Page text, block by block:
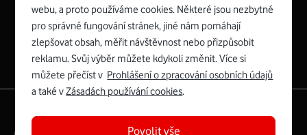
Zyxel VMG8623-T50B:
Rozměry modemu jsou 16 x 22 x 7,5 cm (včetně stojánku)
a nabízí 4 gigabitové LAN porty a bezdrátové připojení Wi-
Fi ve verzích 802.11 b/g/n/ac pro frekvenci 2,4 GHz a
Mb/s.
Spojte se s Vodafonem
webu, a proto používáme cookies. Některé jsou nezbytné
pro správné fungování stránek, jiné nám pomáhají
zlepšovat obsah, měřit návštěvnost nebo přizpůsobit
reklamu. Svůj výběr můžete kdykoli změnit. Více si
můžete přečíst v Prohlášení o zpracování osobních údajů
a také vZásadách používání cookies.
Povolit vše